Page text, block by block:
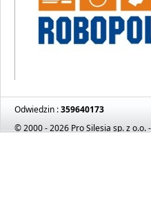
Odwiedzin :359640173
© 2000 - 2026 Pro Silesia sp. z o.o.